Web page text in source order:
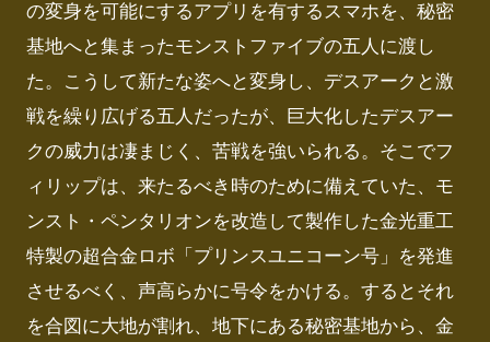
の変身を可能にするアプリを有するスマホを、秘密
基地へと集まったモンストファイブの五人に渡し
た。こうして新たな姿へと変身し、デスアークと激
戦を繰り広げる五人だったが、巨大化したデスアー
クの威力は凄まじく、苦戦を強いられる。そこでフ
ィリップは、来たるべき時のために備えていた、モ
ンスト・ペンタリオンを改造して製作した金光重工
特製の超合金ロボ「プリンスユニコーン号」を発進
させるべく、声高らかに号令をかける。するとそれ
を合図に大地が割れ、地下にある秘密基地から、金